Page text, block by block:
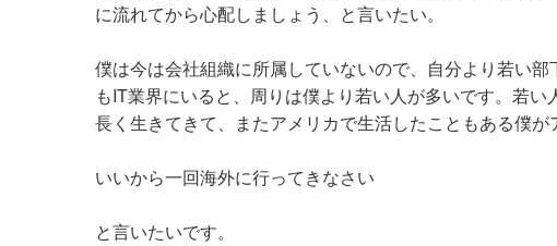
に流れてから心配しましょう、と言いたい。
僕は今は会社組織に所属していないので、自分より若い
もIT業界にいると、周りは僕より若い人が多いです。若
長く生きてきて、またアメリカで生活したこともある僕が
いいから一回海外に行ってきなさい
と言いたいです。